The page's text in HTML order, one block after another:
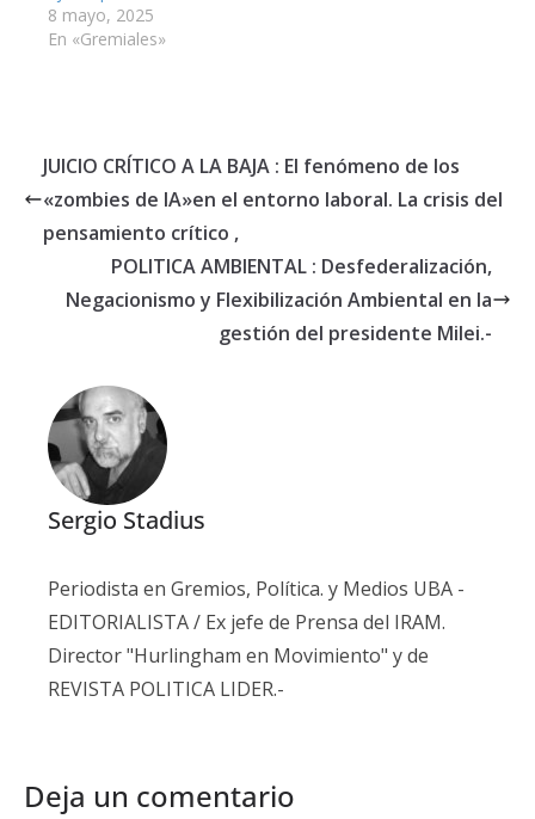
8 mayo, 2025
En «Gremiales»
JUICIO CRÍTICO A LA BAJA : El fenómeno de los
«zombies de IA»en el entorno laboral. La crisis del
pensamiento crítico ,
POLITICA AMBIENTAL : Desfederalización,
Negacionismo y Flexibilización Ambiental en la
gestión del presidente Milei.-
Sergio Stadius
Periodista en Gremios, Política. y Medios UBA -
EDITORIALISTA / Ex jefe de Prensa del IRAM.
Director "Hurlingham en Movimiento" y de
REVISTA POLITICA LIDER.-
Deja un comentario